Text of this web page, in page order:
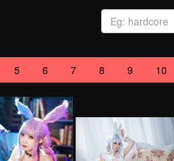
5 6 7 8 9 10